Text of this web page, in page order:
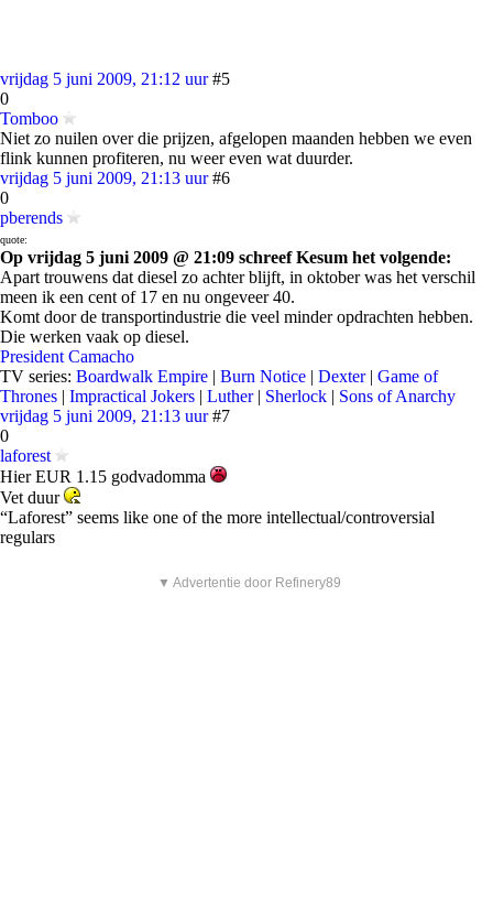
vrijdag 5 juni 2009, 21:12 uur #5
0
Tomboo
Niet zo nuilen over die prijzen, afgelopen maanden hebben we even
flink kunnen profiteren, nu weer even wat duurder.
vrijdag 5 juni 2009, 21:13 uur #6
0
pberends
quote:
Op vrijdag 5 juni 2009 @ 21:09 schreef Kesum het volgende:
Apart trouwens dat diesel zo achter blijft, in oktober was het verschil
meen ik een cent of 17 en nu ongeveer 40.
Komt door de transportindustrie die veel minder opdrachten hebben.
Die werken vaak op diesel.
President Camacho
TV series: Boardwalk Empire | Burn Notice | Dexter| Game of
Thrones | Impractical Jokers | Luther| Sherlock | Sons of Anarchy
vrijdag 5 juni 2009, 21:13 uur #7
0
laforest
Hier EUR 1.15 godvadomma
Vet duur
“Laforest” seems like one of the more intellectual/controversial
regulars
▼ Advertentie door Refinery89